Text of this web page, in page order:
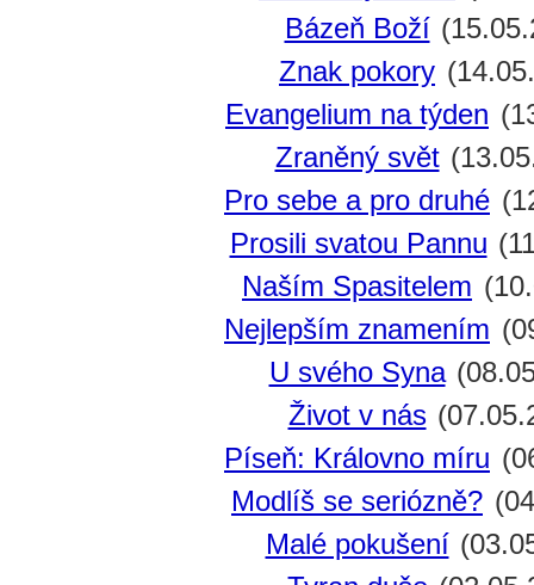
Bázeň Boží
Znak pokory
Evangelium na týden
Zraněný svět
Pro sebe a pro druhé
Prosili svatou Pannu
Naším Spasitelem
Nejlepším znamením
U svého Syna
Život v nás
Píseň: Královno míru
Modlíš se seriózně?
Malé pokušení